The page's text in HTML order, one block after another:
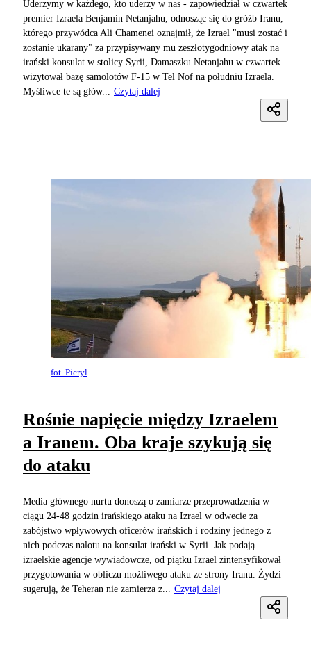
Uderzymy w każdego, kto uderzy w nas - zapowiedział w czwartek
premier Izraela Benjamin Netanjahu, odnosząc się do gróźb Iranu,
którego przywódca Ali Chamenei oznajmił, że Izrael "musi zostać i
zostanie ukarany" za przypisywany mu zeszłotygodniowy atak na
irański konsulat w stolicy Syrii, Damaszku.Netanjahu w czwartek
wizytował bazę samolotów F-15 w Tel Nof na południu Izraela.
Myśliwce te są głów...
Czytaj dalej
fot. Picryl
Rośnie napięcie między Izraelem
a Iranem. Oba kraje szykują się
do ataku
Media głównego nurtu donoszą o zamiarze przeprowadzenia w
ciągu 24-48 godzin irańskiego ataku na Izrael w odwecie za
zabójstwo wpływowych oficerów irańskich i rodziny jednego z
nich podczas nalotu na konsulat irański w Syrii. Jak podają
izraelskie agencje wywiadowcze, od piątku Izrael zintensyfikował
przygotowania w obliczu możliwego ataku ze strony Iranu. Żydzi
sugerują, że Teheran nie zamierza z... Czytaj dalej